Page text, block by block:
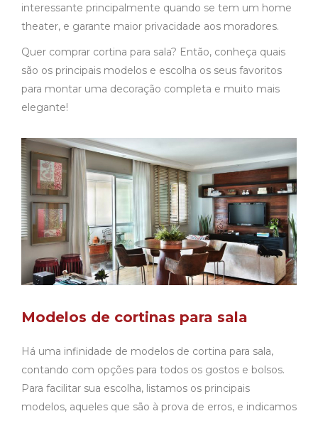
interessante principalmente quando se tem um home
theater, e garante maior privacidade aos moradores.
Quer comprar cortina para sala? Então, conheça quais
são os principais modelos e escolha os seus favoritos
para montar uma decoração completa e muito mais
elegante!
Modelos de cortinas para sala
Há uma infinidade de modelos de cortina para sala,
contando com opções para todos os gostos e bolsos.
Para facilitar sua escolha, listamos os principais
modelos, aqueles que são à prova de erros, e indicamos